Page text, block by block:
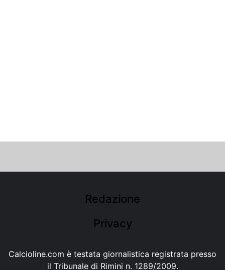
Redazione
Privacy
Calcioline.com è testata giornalistica registrata presso
il Tribunale di Rimini n. 1289/2009.